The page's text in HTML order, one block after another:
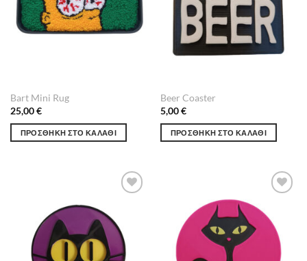
Bart Mini Rug
25,00€
ΠΡΟΣΘΉΚΗ ΣΤΟ ΚΑΛΆΘΙ
Beer Coaster
5,00€
ΠΡΟΣΘΉΚΗ ΣΤΟ ΚΑΛΆΘΙ
στην λίστα
επιθυμιών
Πρόσθήκη
στην λίστα
επιθυμιών